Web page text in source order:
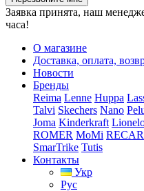
Заявка принята, наш
часа!
О магазине
Доставка, оплата,
Новости
Бренды
Reima Lenne Huppa
Talvi Skechers Nano
Joma Kinderkraft
ROMER MoMi
SmarTrike Tutis
Контакты
Укр
Рус